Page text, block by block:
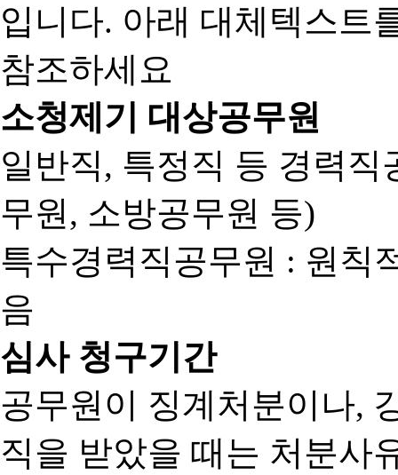
소청제기 대상공무원
일반직, 특정직 등 경력
무원, 소방공무원 등)
특수경력직공무원 : 원칙
음
심사 청구기간
공무원이 징계처분이나,
직을 받았을 때는 처분사